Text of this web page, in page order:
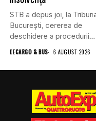
STB a depus joi, la
Bucureşti, cererea de
deschidere a procedurii...
DECARGO & BUS 6 AUGUST 2026